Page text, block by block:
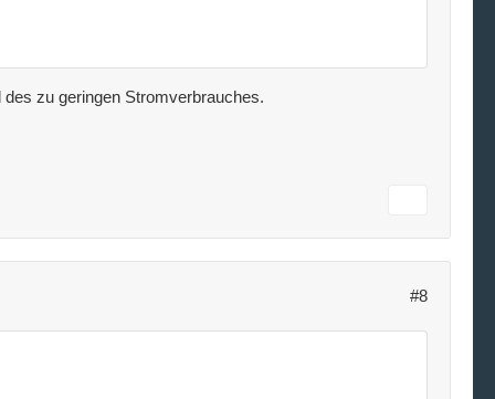
zu geringen Stromverbrauches.
#8